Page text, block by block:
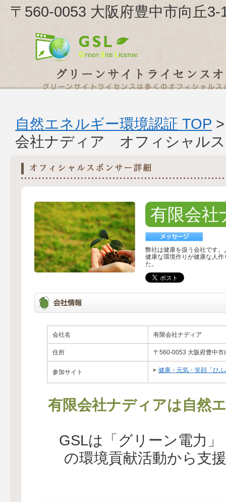
〒560-0053 大阪府豊中市向丘
自然エネルギー環境認証 TOP
会社ナディア オフィシャル
有限会社
弊社は健康を扱う会社です
健康な環境作りが健康な人
た。
会社名 有限会社ナディア
住所 〒560-0053 大阪府豊中
参加サイト 健康・元気・笑顔「ひ
有限会社ナディアは自然
GSLは「グリーン電力
の環境貢献活動から支